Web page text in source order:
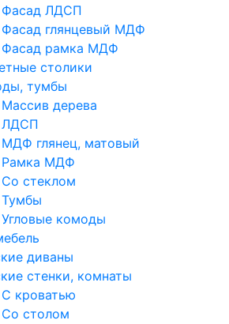
Фасад ЛДСП
Фасад глянцевый МДФ
Фасад рамка МДФ
столики
тумбы
Массив дерева
ЛДСП
МДФ глянец, матовый
Рамка МДФ
Со стеклом
Тумбы
Угловые комоды
диваны
стенки, комнаты
С кроватью
Со столом